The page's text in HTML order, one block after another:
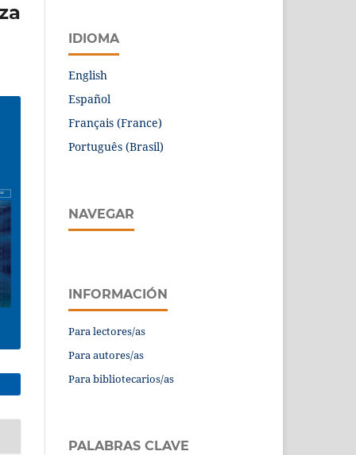
IDIOMA
English
Español
Français (France)
Português (Brasil)
NAVEGAR
INFORMACIÓN
Para lectores/as
Para autores/as
Para bibliotecarios/as
PALABRAS CLAVE